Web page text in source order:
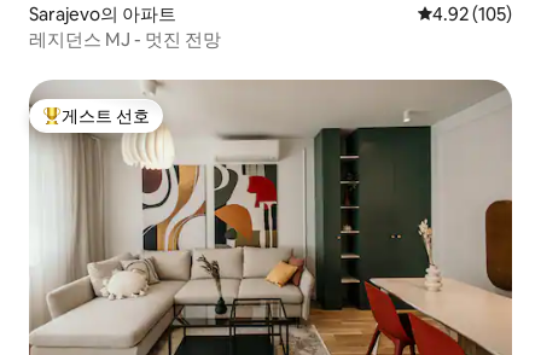
Sarajevo의 아파트 평점 4.92점(5
4.92 (105)
레지던스 MJ - 멋진 전망
상위 게스트 선호
게스트 선호